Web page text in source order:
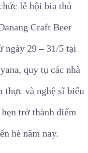
lễ hội bia thủ
Craft Beer
ngày 29 – 31/5 tại
quy tụ các nhà
thực và nghệ sĩ biểu
trở thành điểm
hè năm nay.